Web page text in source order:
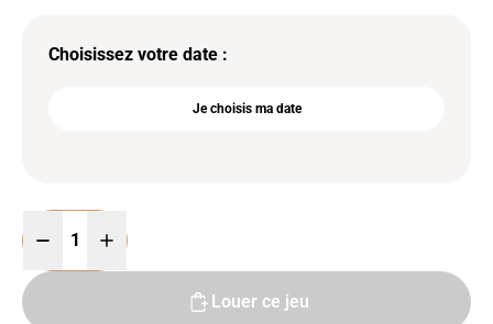
Choisissez votre date :
Je choisis ma date
Louer ce jeu